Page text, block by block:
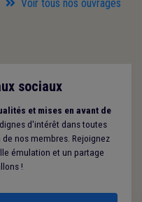
Voir tous nos ouvrages
sociaux
et mises en avant de
d'intérêt dans toutes
nos membres. Rejoignez
émulation et un partage
!